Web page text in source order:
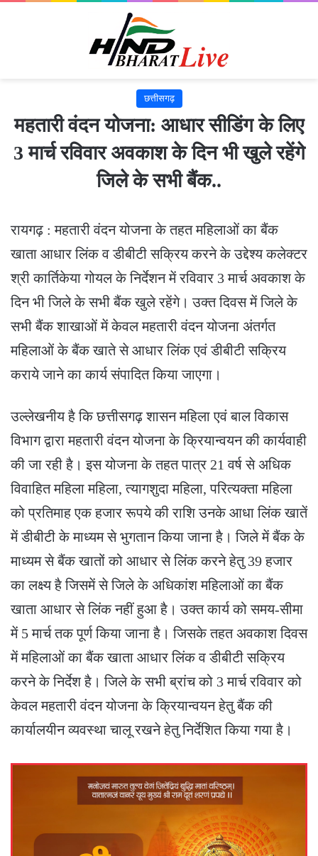
छत्तीसगढ़
महतारी वंदन योजना: आधार सीडिंग के लिए
3 मार्च रविवार अवकाश के दिन भी खुले रहेंगे
जिले के सभी बैंक..
रायगढ़ : महतारी वंदन योजना के तहत महिलाओं का बैंक
खाता आधार लिंक व डीबीटी सक्रिय करने के उद्देश्य कलेक्टर
श्री कार्तिकेया गोयल के निर्देशन में रविवार 3 मार्च अवकाश के
दिन भी जिले के सभी बैंक खुले रहेंगे। उक्त दिवस में जिले के
सभी बैंक शाखाओं में केवल महतारी वंदन योजना अंतर्गत
महिलाओं के बैंक खाते से आधार लिंक एवं डीबीटी सक्रिय
कराये जाने का कार्य संपादित किया जाएगा।
उल्लेखनीय है कि छत्तीसगढ़ शासन महिला एवं बाल विकास
विभाग द्वारा महतारी वंदन योजना के क्रियान्वयन की कार्यवाही
की जा रही है। इस योजना के तहत पात्र 21 वर्ष से अधिक
विवाहित महिला महिला, त्यागशुदा महिला, परित्यक्ता महिला
को प्रतिमाह एक हजार रूपये की राशि उनके आधा लिंक खातें
में डीबीटी के माध्यम से भुगतान किया जाना है। जिले में बैंक के
माध्यम से बैंक खातों को आधार से लिंक करने हेतु 39 हजार
का लक्ष्य है जिसमें से जिले के अधिकांश महिलाओं का बैंक
खाता आधार से लिंक नहीं हुआ है। उक्त कार्य को समय-सीमा
में 5 मार्च तक पूर्ण किया जाना है। जिसके तहत अवकाश दिवस
में महिलाओं का बैंक खाता आधार लिंक व डीबीटी सक्रिय
करने के निर्देश है। जिले के सभी ब्रांच को 3 मार्च रविवार को
केवल महतारी वंदन योजना के क्रियान्वयन हेतु बैंक की
कार्यालयीन व्यवस्था चालू रखने हेतु निर्देशित किया गया है।